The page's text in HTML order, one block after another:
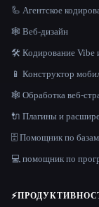
🦾 Агентское
🕸 Веб-дизайн
🛠️ Кодирование Vibe
📱 Конструктор
🕸️ Обработка веб-
🔌 Плагины и
🗄️ Помощник по
💻 помощник по
⚡